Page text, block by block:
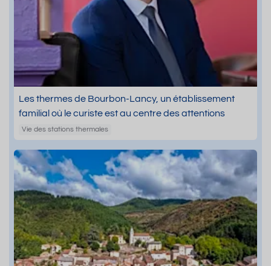
Les thermes de Bourbon-Lancy, un établissement
familial où le curiste est au centre des attentions
Vie des stations thermales